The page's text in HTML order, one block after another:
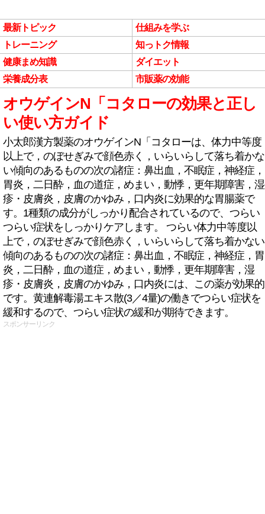
最新トピック
仕組みを学ぶ
トレーニング
知っトク情報
健康まめ知識
ダイエット
栄養成分表
市販薬の効能
オウゲインN「コタローの効果と正し
い使い方ガイド
小太郎漢方製薬のオウゲインN「コタローは、体力中等度
以上で，のぼせぎみで顔色赤く，いらいらして落ち着かな
い傾向のあるものの次の諸症：鼻出血，不眠症，神経症，
胃炎，二日酔，血の道症，めまい，動悸，更年期障害，湿
疹・皮膚炎，皮膚のかゆみ，口内炎に効果的な胃腸薬で
す。1種類の成分がしっかり配合されているので、つらい
つらい症状をしっかりケアします。 つらい体力中等度以
上で，のぼせぎみで顔色赤く，いらいらして落ち着かない
傾向のあるものの次の諸症：鼻出血，不眠症，神経症，胃
炎，二日酔，血の道症，めまい，動悸，更年期障害，湿
疹・皮膚炎，皮膚のかゆみ，口内炎には、この薬が効果的
です。黄連解毒湯エキス散(3／4量)の働きでつらい症状を
緩和するので、つらい症状の緩和が期待できます。
スポンサーリンク